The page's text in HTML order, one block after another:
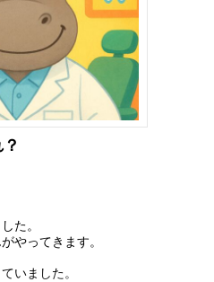
た。
やってきます。
いました。